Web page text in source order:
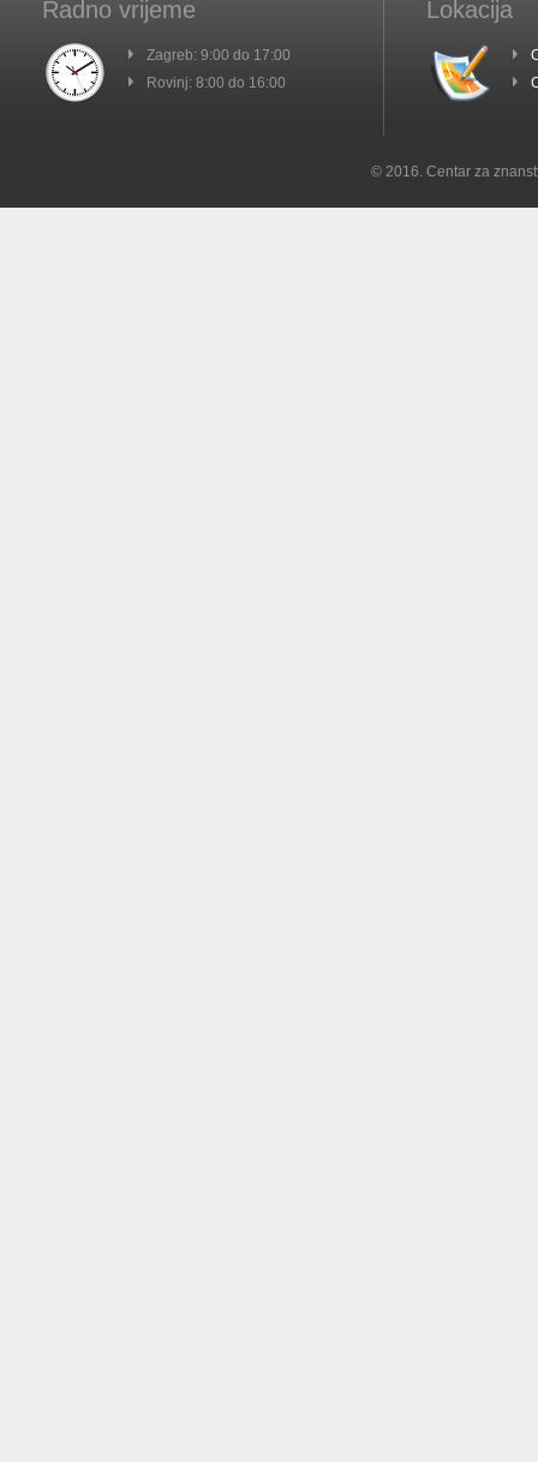
Radno vrijeme
Zagreb: 9:00 do 17:00
Rovinj: 8:00 do 16:00
Lokacija
© 2016. Centar za